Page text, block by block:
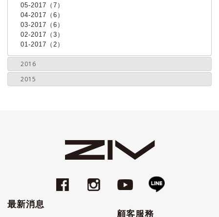
05-2017（7）
04-2017（6）
03-2017（6）
02-2017（3）
01-2017（2）
2016
2015
最新消息
顧客服務